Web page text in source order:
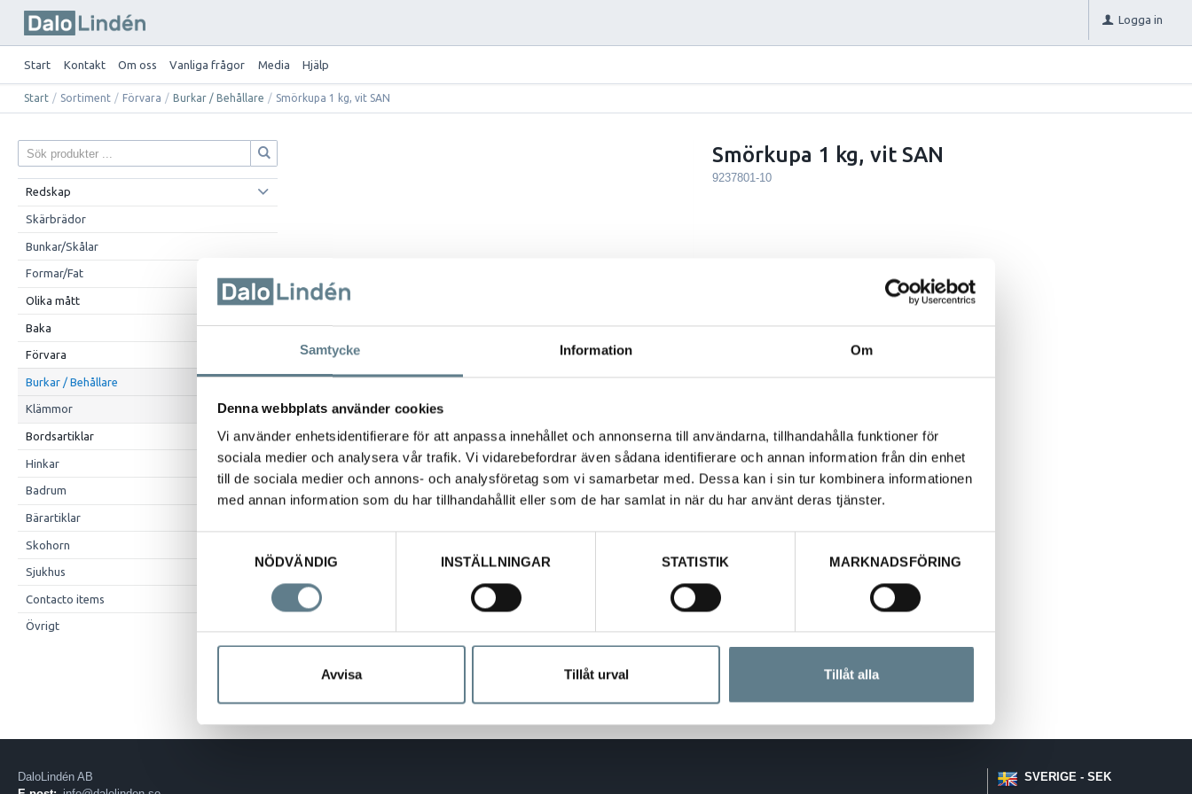
Samtycke Information Om
Denna webbplats använder cookies
Vi använder enhetsidentifierare för att anpassa innehållet och annonserna till användarna, tillhandahålla funktioner för
sociala medier och analysera vår trafik. Vi vidarebefordrar även sådana identifierare och annan information från din enhet
till de sociala medier och annons- och analysföretag som vi samarbetar med. Dessa kan i sin tur kombinera informationen
med annan information som du har tillhandahållit eller som de har samlat in när du har använt deras tjänster.
NÖDVÄNDIG
INSTÄLLNINGAR STATISTIK MARKNADSFÖRING
Avvisa Tillåt urval Tillåt alla
Logga in
Start Kontakt Om oss Vanliga frågor Media Hjälp
Start / Sortiment / Förvara / Burkar / Behållare / Smörkupa 1 kg, vit SAN
Redskap
Skärbrädor
Bunkar/Skålar
Formar/Fat
Olika mått
Baka
Förvara
Burkar / Behållare
Klämmor
Bordsartiklar
Hinkar
Badrum
Bärartiklar
Skohorn
Sjukhus
Contacto items
Övrigt
Smörkupa 1 kg, vit SAN
9237801-10
Beskrivning
Margarinask 1 Kg
Tillverkad av SAN
DaloLindén AB
SVERIGE - SEK